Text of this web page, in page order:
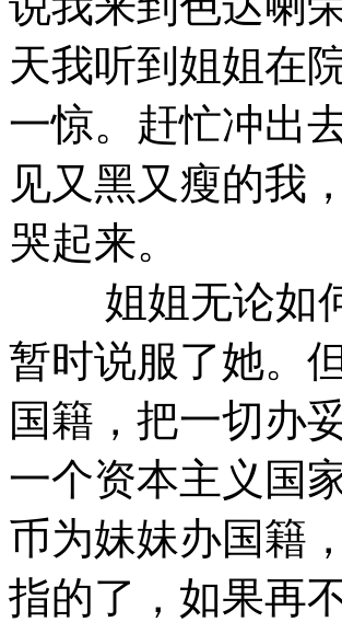
天我听到姐姐在
一惊。赶忙冲出
见又黑又瘦的我
哭起来。
姐姐无论如何
暂时说服了她。
国籍，把一切办
一个资本主义国
币为妹妹办国籍
指的了，如果再